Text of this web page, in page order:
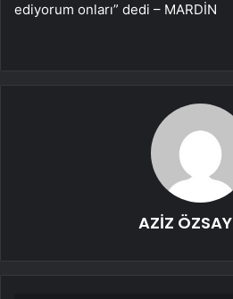
ediyorum onları” dedi – MARDİN
AZİZ